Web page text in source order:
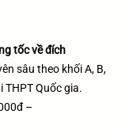
tốc về đích
sâu theo khối A, B,
THPT Quốc gia.
đ –